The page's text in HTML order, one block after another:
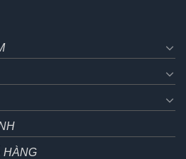
HÀNG